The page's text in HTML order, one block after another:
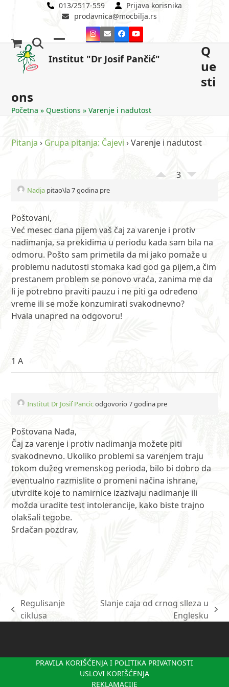
013/2517-559
Prijava korisnika
prodavnica@mocbilja.rs
Instagram
EmailFacebookYouTube
Institut "Dr Josif Pančić"
mobile
mobile
Q
ue
sti
ons
Početna »Questions »Varenje i nadutost
Pitanja › Grupa pitanja: Čajevi ›Varenje i nadutost
3
Nadja pitao\la 7 godina pre
Poštovani,
Već mesec dana pijem vaš čaj za varenje i protiv
nadimanja, sa prekidima u periodu kada sam bila na
odmoru. Pošto sam primetila da mi jako pomaže u
problemu nadutosti stomaka kad god ga pijem,a čim
prestanem problem se ponovo vraća, zanima me da
li je potrebno praviti pauzu i ne piti ga određeno
vreme ili se može konzumirati svakodnevno?
Hvala unapred na odgovoru!
1 A
Institut Dr Josif Pancicodgovorio 7 godina pre
Poštovana Nađa,
Čaj za varenje i protiv nadimanja možete piti
svakodnevno. Ukoliko problemi sa varenjem traju
tokom dužeg vremenskog perioda, bilo bi dobro da
eventualno razmislite o promeni načina ishrane,
utvrdite koje to namirnice izazivaju nadimanje ili
možda uradite test intolerancije, kako biste trajno
olakšali tegobe.
Srdačan pozdrav,
previous
Regulisanje
ciklusa
Slanje caja od crnog slleza u
Englesku
PRAVILA KORIŠĆENJA I POLITIKA PRIVATNOSTI
USLOVI KORIŠĆENJA
REKLAMACIJE